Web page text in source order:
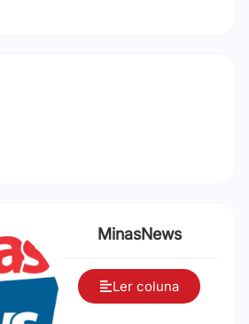
MinasNews
Ler coluna